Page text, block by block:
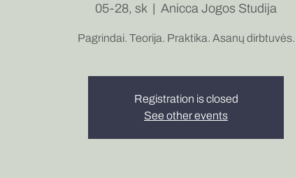
05-28, sk
  |
Anicca Jogos Studija
Pagrindai. Teorija. Praktika. Asanų dirbtuvės.
Registration is closed
See other events